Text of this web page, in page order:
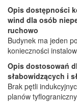
Opis dostępności
wind dla osób
ruchowo
Budynek ma jeden
konieczności
Opis dostosowań
słabowidzących i
Brak pętli
planów